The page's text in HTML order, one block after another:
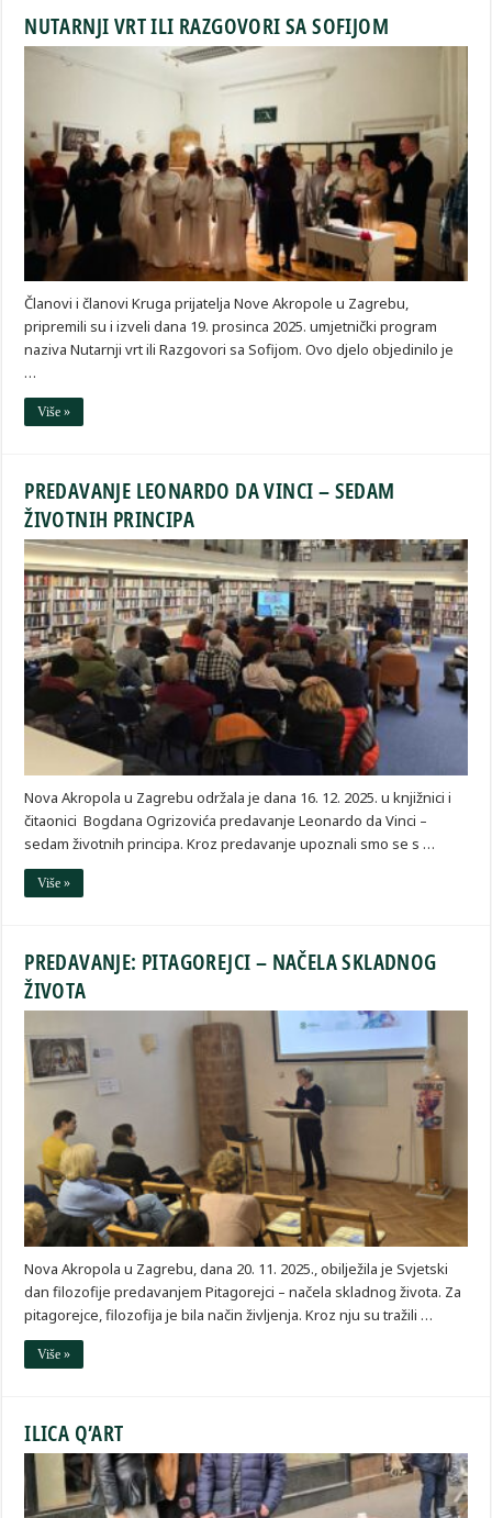
NUTARNJI VRT ILI RAZGOVORI SA SOFIJOM
Članovi i članovi Kruga prijatelja Nove Akropole u Zagrebu,
pripremili su i izveli dana 19. prosinca 2025. umjetnički program
naziva Nutarnji vrt ili Razgovori sa Sofijom. Ovo djelo objedinilo je
…
Više »
PREDAVANJE LEONARDO DA VINCI – SEDAM
ŽIVOTNIH PRINCIPA
Nova Akropola u Zagrebu održala je dana 16. 12. 2025. u knjižnici i
čitaonici Bogdana Ogrizovića predavanje Leonardo da Vinci –
sedam životnih principa. Kroz predavanje upoznali smo se s …
Više »
PREDAVANJE: PITAGOREJCI – NAČELA SKLADNOG
ŽIVOTA
Nova Akropola u Zagrebu, dana 20. 11. 2025., obilježila je Svjetski
dan filozofije predavanjem Pitagorejci – načela skladnog života. Za
pitagorejce, filozofija je bila način življenja. Kroz nju su tražili …
Više »
ILICA Q’ART